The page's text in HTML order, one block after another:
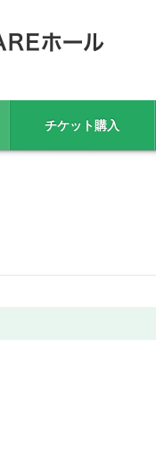
チケット購入